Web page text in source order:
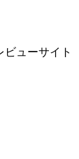
ューサイト